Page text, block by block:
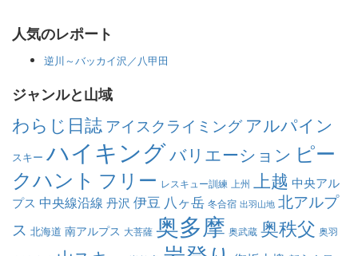
人気のレポート
逆川～バッカイ沢／八甲田
ジャンルと山域
わらじ日誌 アイスクライミング アルパイン
スキー ハイキングバリエーション ピー
クハント フリー レスキュー訓練 上州 上越 中央アル
プス 中央線沿線 丹沢 伊豆 八ヶ岳 冬合宿 出羽山地 北アルプ
ス 北海道 南アルプス 大菩薩 奥多摩 奥武蔵 奥秩父 奥羽